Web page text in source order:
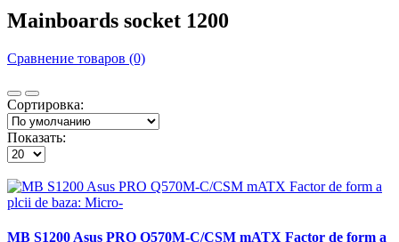
Mainboards socket 1200
Сравнение товаров (0)
Сортировка:
Показать:
MB S1200 Asus PRO Q570M-C/CSM mATX Factor de form a